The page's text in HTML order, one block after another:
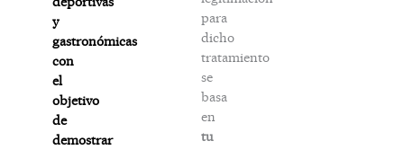
y
gastronómicas
con
el
objetivo
de
demostrar
para
dicho
tratamiento
se
basa
en
tu